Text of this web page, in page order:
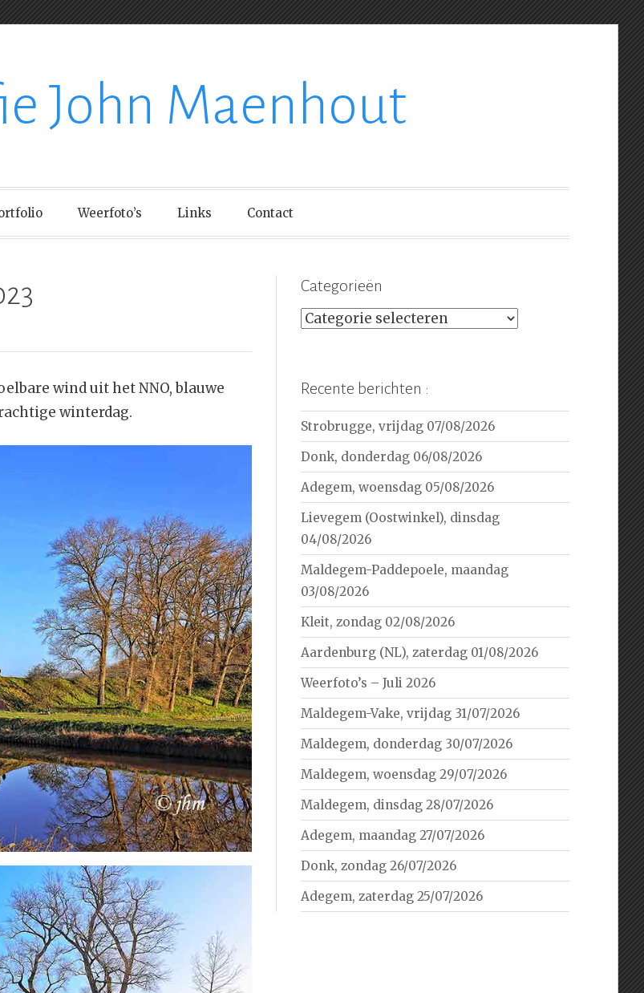
John Maenhout
Weerfoto’s Links Contact
wind uit het NNO, blauwe
winterdag.
Categorieën
Categorieën
Recente berichten :
Strobrugge, vrijdag 07/08/2026
Donk, donderdag 06/08/2026
Adegem, woensdag 05/08/2026
Lievegem (Oostwinkel), dinsdag
04/08/2026
Maldegem-Paddepoele, maandag
03/08/2026
Kleit, zondag 02/08/2026
Aardenburg (NL), zaterdag 01/08/2026
Weerfoto’s – Juli 2026
Maldegem-Vake, vrijdag 31/07/2026
Maldegem, donderdag 30/07/2026
Maldegem, woensdag 29/07/2026
Maldegem, dinsdag 28/07/2026
Adegem, maandag 27/07/2026
Donk, zondag 26/07/2026
Adegem, zaterdag 25/07/2026